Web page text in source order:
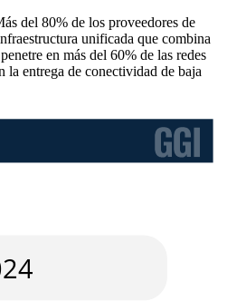
del 80% de los proveedores de
unificada que combina
en más del 60% de las redes
la entrega de conectividad de baja